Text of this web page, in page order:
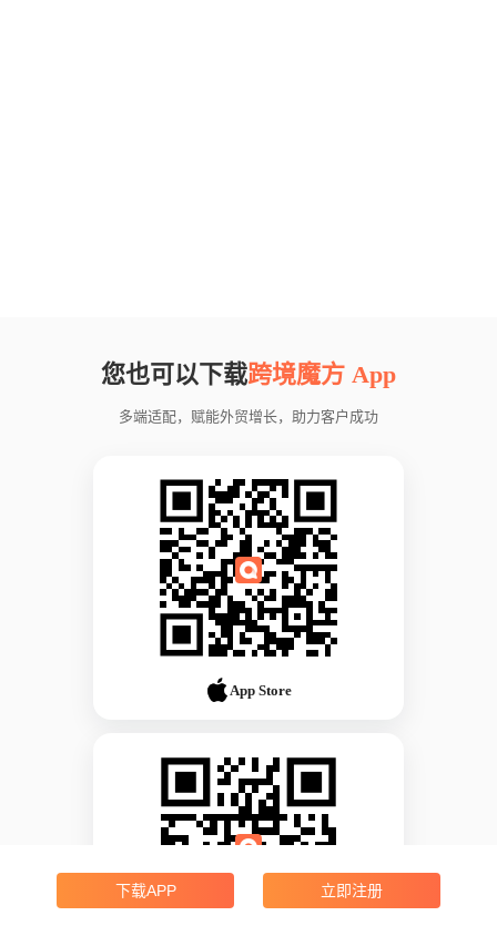
您也可以下载跨境魔方 App
多端适配，赋能外贸增长，助力客户成功
App Store
下载APP 立即注册